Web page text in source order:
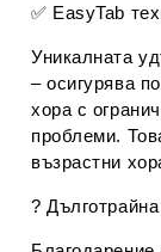
✅ EasyTab
Уникалната
– осигурява
хора с
проблеми.
възрастни
?